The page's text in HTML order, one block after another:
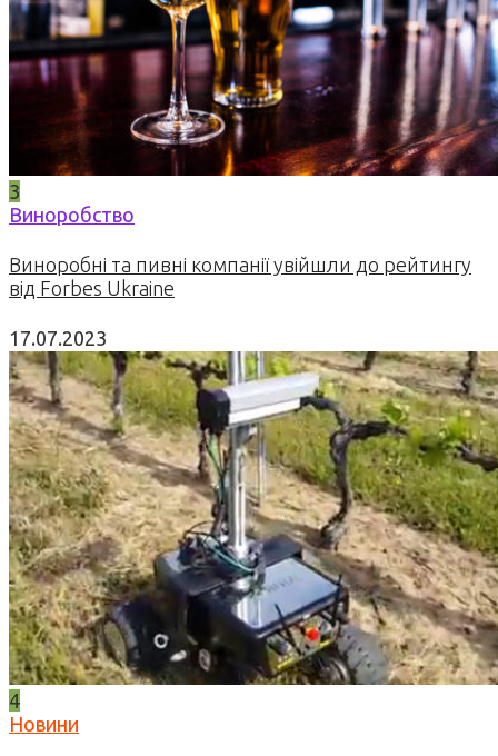
3
Виноробство
Виноробні та пивні компанії увійшли до рейтингу
від Forbes Ukraine
17.07.2023
4
Новини